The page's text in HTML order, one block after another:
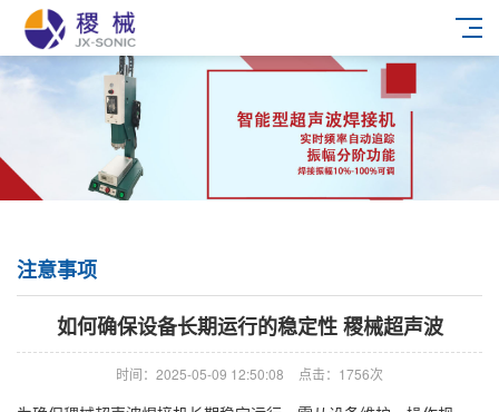
注意事项
如何确保设备长期运行的稳定性 稷械超声波
时间：2025-05-09 12:50:08 点击：1756次